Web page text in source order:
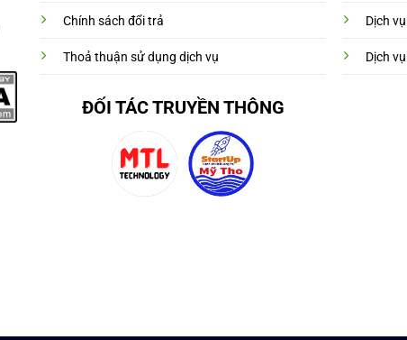
Chính sách đổi trả
Thoả thuận sử dụng dịch vụ
ĐỐI TÁC TRUYỀN THÔNG
Dịch
Dịch